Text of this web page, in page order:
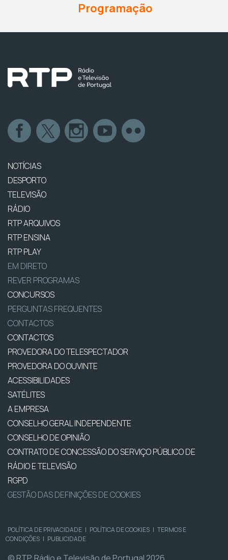
Programação
NOTÍCIAS
DESPORTO
TELEVISÃO
RÁDIO
RTP ARQUIVOS
RTP ENSINA
RTP PLAY
EM DIRETO
REVER PROGRAMAS
CONCURSOS
PERGUNTAS FREQUENTES
CONTACTOS
CONTACTOS
PROVEDORA DO TELESPECTADOR
PROVEDORA DO OUVINTE
ACESSIBILIDADES
SATÉLITES
A EMPRESA
CONSELHO GERAL INDEPENDENTE
CONSELHO DE OPINIÃO
CONTRATO DE CONCESSÃO DO SERVIÇO PÚBLICO DE
RÁDIO E TELEVISÃO
RGPD
GESTÃO DAS DEFINIÇÕES DE COOKIES
POLÍTICA DE PRIVACIDADE | POLÍTICA DE COOKIES | TERMOS E
CONDIÇÕES | PUBLICIDADE